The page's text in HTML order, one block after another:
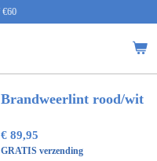
Brandweerlint rood/wit
€ 89,95
GRATIS verzending